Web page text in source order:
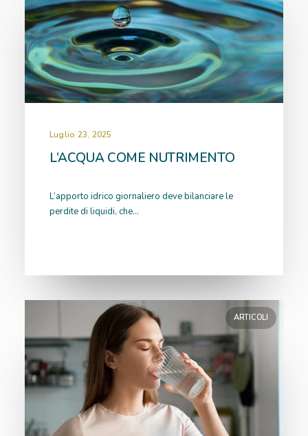
Luglio 23, 2025
L’ACQUA COME NUTRIMENTO
L’apporto idrico giornaliero deve bilanciare le
perdite di liquidi, che…
ARTICOLI